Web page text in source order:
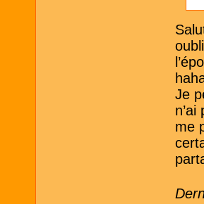
Je
me